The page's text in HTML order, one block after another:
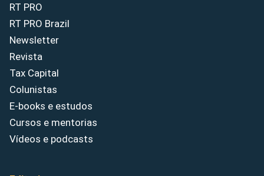
RT PRO
RT PRO Brazil
Newsletter
Revista
Tax Capital
Colunistas
E-books e estudos
Cursos e mentorias
Vídeos e podcasts